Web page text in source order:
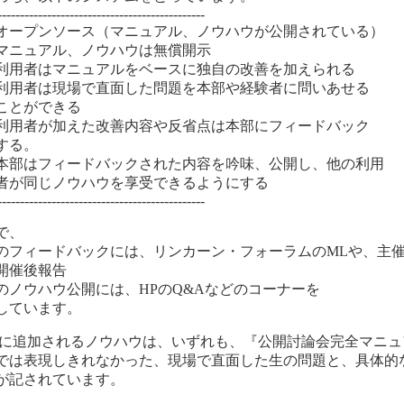
ープンソース（マニュアル、ノウハウが公開されている）
ニュアル、ノウハウは無償開示
用者はマニュアルをベースに独自の改善を加えられる
用者は現場で直面した問題を本部や経験者に問いあせる
ができる
用者が加えた改善内容や反省点は本部にフィードバック
。
部はフィードバックされた内容を吟味、公開し、他の利用
じノウハウを享受できるようにする
、
フィードバックには、リンカーン・フォーラムのMLや、主
催後報告
ノウハウ公開には、HPのQ&Aなどのコーナーを
ています。
追加されるノウハウは、いずれも、『公開討論会完全マニュ
は表現しきれなかった、現場で直面した生の問題と、具体的
記されています。